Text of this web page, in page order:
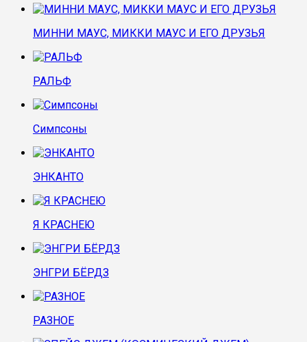
МИННИ МАУС, МИККИ МАУС И ЕГО ДРУЗЬЯ
РАЛЬФ
Симпсоны
ЭНКАНТО
Я КРАСНЕЮ
ЭНГРИ БЁРДЗ
РАЗНОЕ